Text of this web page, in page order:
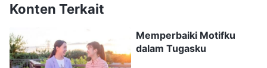
bahwa Harlow memang cukup congkak dan suka
menggurui orang lain, tetapi beberapa orang
Konten Terkait
Memperbaiki Motifku
dalam Tugasku